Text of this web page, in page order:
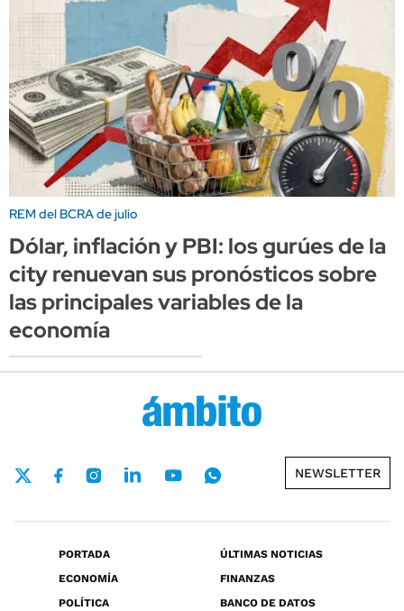
REM del BCRA de julio
Dólar, inflación y PBI: los gurúes de la
city renuevan sus pronósticos sobre
las principales variables de la
economía
NEWSLETTER
PORTADA
ÚLTIMAS NOTICIAS
ECONOMÍA
FINANZAS
POLÍTICA
BANCO DE DATOS